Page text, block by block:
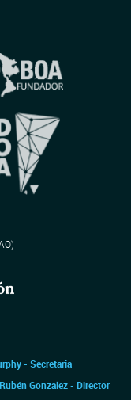
- Secretaria
Gonzalez - Director